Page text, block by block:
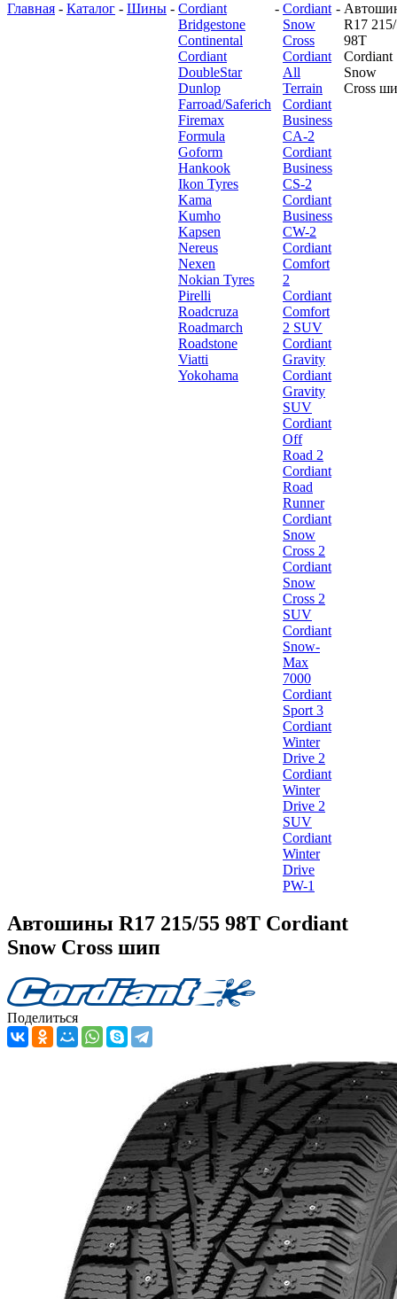
Главная - Каталог - Шины - Cordiant
Bridgestone
Continental
Cordiant
DoubleStar
Dunlop
Farroad/Saferich
Firemax
Formula
Goform
Hankook
Ikon Tyres
Kama
Kumho
Kapsen
Nereus
Nexen
Nokian Tyres
Pirelli
Roadcruza
Roadmarch
Roadstone
Viatti
Yokohama
- Cordiant
Snow
Cross
Cordiant
All
Terrain
Cordiant
Business
CA-2
Cordiant
Business
CS-2
Cordiant
Business
CW-2
Cordiant
Comfort
2
Cordiant
Comfort
2 SUV
Cordiant
Gravity
Cordiant
Gravity
SUV
Cordiant
Off
Road 2
Cordiant
Road
Runner
Cordiant
Snow
Cross 2
Cordiant
Snow
Cross 2
SUV
Cordiant
Snow-
Max
7000
Cordiant
Sport 3
Cordiant
Winter
Drive 2
Cordiant
Winter
Drive 2
SUV
Cordiant
Winter
Drive
PW-1
-
R17
98T
Cordiant
Snow
Cross
Автошины R17 215/55 98T Cordiant
Snow Cross шип
Поделиться